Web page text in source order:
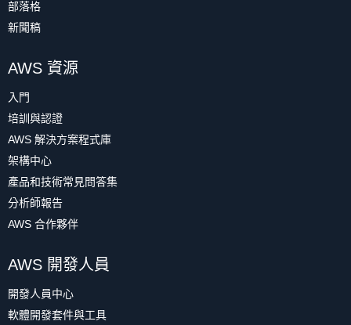
部落格
新聞稿
AWS 資源
入門
培訓與認證
AWS 解決方案程式庫
架構中心
產品和技術常見問答集
分析師報告
AWS 合作夥伴
AWS 開發人員
開發人員中心
軟體開發套件與工具